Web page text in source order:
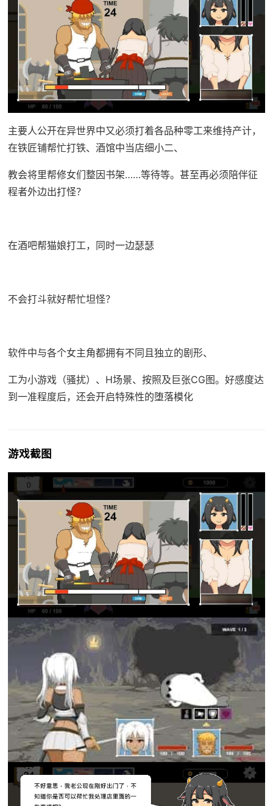
主要人公开在异世界中又必须打着各品种零工来维持产计，
在铁匠铺帮忙打铁、酒馆中当店细小二、
教会将里帮修女们整因书架……等待等。甚至再必须陪伴征
程者外边出打怪？
在酒吧帮猫娘打工，同时一边瑟瑟
不会打斗就好帮忙坦怪？
软件中与各个女主角都拥有不同且独立的剧形、
工为小游戏（骚扰）、H场景、按照及巨张CG图。好感度达
到一准程度后，还会开启特殊性的堕落模化
游戏截图